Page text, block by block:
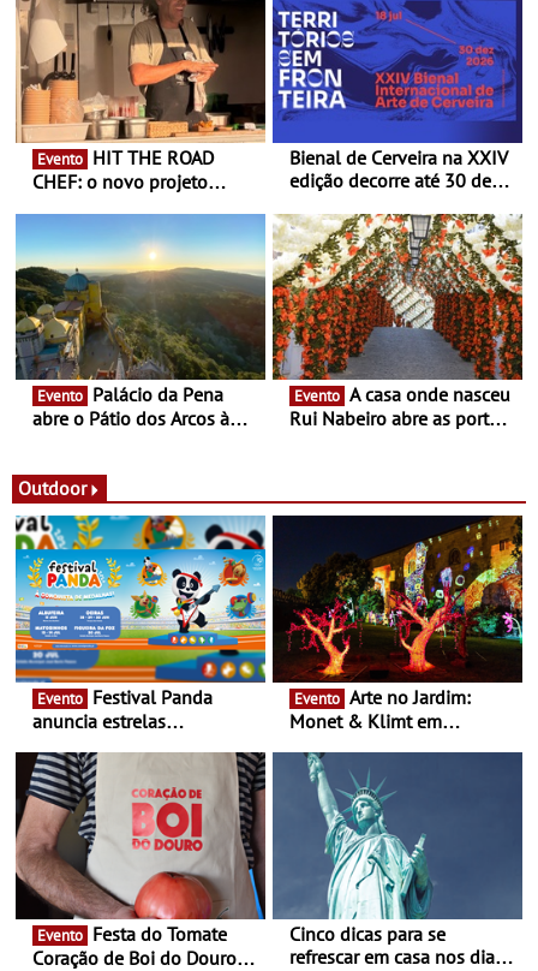
Evento
CHEF: o novo projeto
Queiroz Ribeiro - Um novo
conceito gastronómico
itinerante que percorre
Portugal
Bienal de Cerveira na XXIV
edição decorre até 30 de
enquanto “Territórios sem
Fronteira”
Evento
abre o Pátio dos Arcos à
Evento
Rui Nabeiro abre as portas
16 de agosto
Outdoor
Evento
anuncia estrelas
- Entre Junho e Julho pelo
país
Evento
Monet & Klimt em
ao final de Setembro -
Experiência luminosa no
jardim do Museu de
Alberto Sampaio
Evento
Coração de Boi do Douro -
Cinco dicas para se
refrescar em casa nos dias